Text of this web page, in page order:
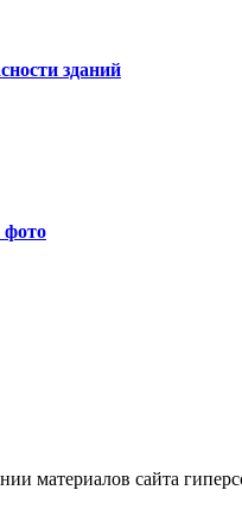
зданий
фото
материалов сайта